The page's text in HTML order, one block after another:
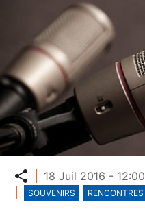
Partager
18 Juil 2016 - 12:00
SOUVENIRS RENCONTRES